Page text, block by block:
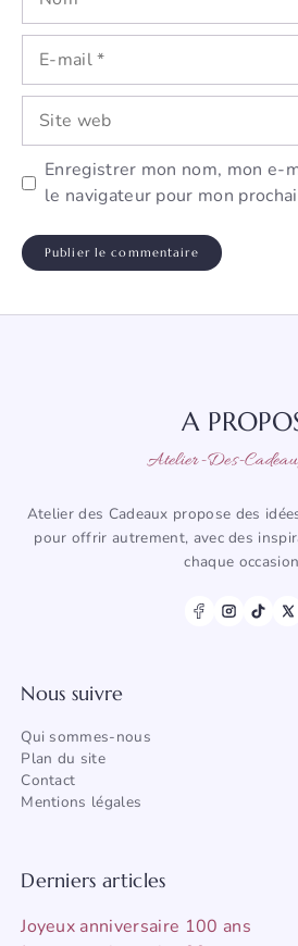
mail
Site
web
Enregistrer mon nom, mon e-
le navigateur pour mon
A
Atelier-Des-
Atelier des Cadeaux propose des
pour offrir autrement, avec des
chaque
Nous suivre
Qui sommes-nous
Plan du site
Contact
Mentions légales
Derniers articles
Joyeux anniversaire 100 ans